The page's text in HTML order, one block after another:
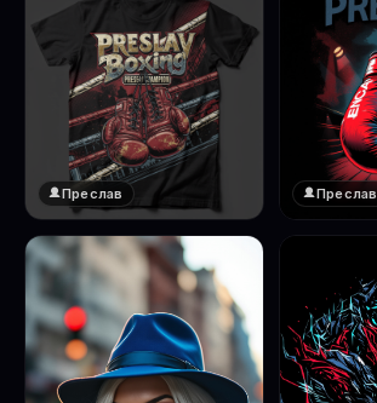
Преслав Преслав